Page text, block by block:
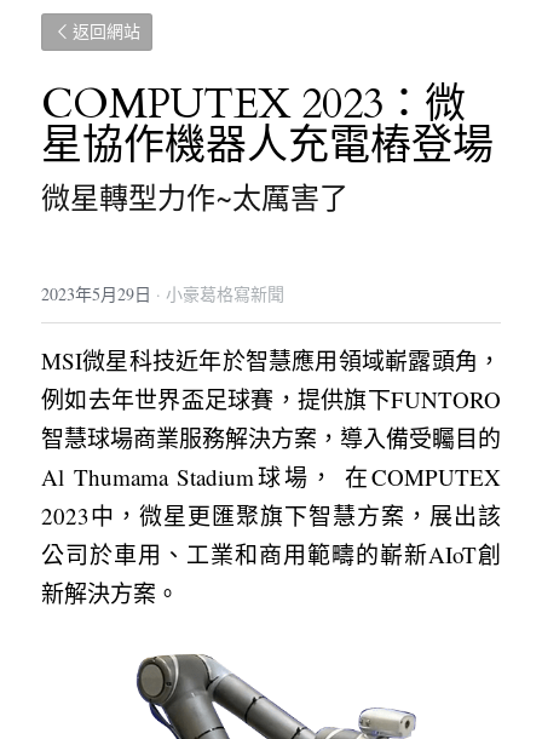
返回網站
COMPUTEX 2023：微
星協作機器人充電樁登場
微星轉型力作~太厲害了
2023年5月29日 · 小豪葛格寫新聞
MSI微星科技近年於智慧應用領域嶄露頭角，
例如去年世界盃足球賽，提供旗下FUNTORO
智慧球場商業服務解決方案，導入備受矚目的
Al Thumama Stadium球場， 在COMPUTEX
2023中，微星更匯聚旗下智慧方案，展出該
公司於車用、工業和商用範疇的嶄新AIoT創
新解決方案。